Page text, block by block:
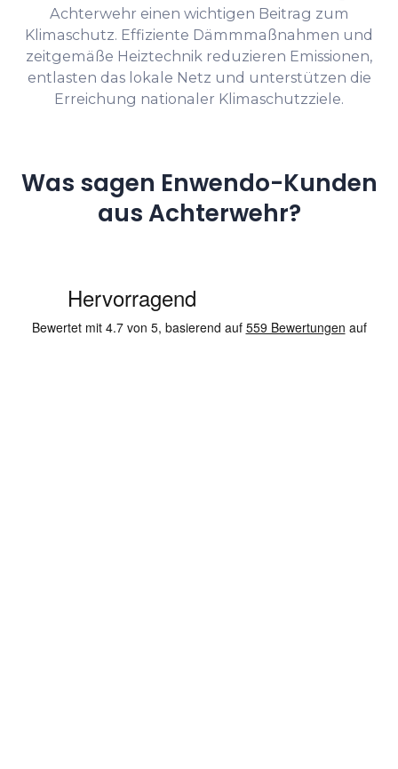
Achterwehr einen wichtigen Beitrag zum
Klimaschutz. Effiziente Dämmmaßnahmen und
zeitgemäße Heiztechnik reduzieren Emissionen,
entlasten das lokale Netz und unterstützen die
Erreichung nationaler Klimaschutzziele.
Was sagen Enwendo-Kunden
aus Achterwehr?